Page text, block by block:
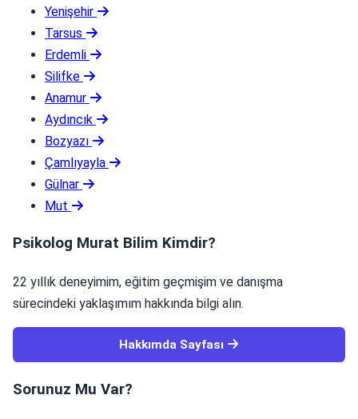
Yenişehir
Tarsus
Erdemli
Silifke
Anamur
Aydıncık
Bozyazı
Çamlıyayla
Gülnar
Mut
Psikolog Murat Bilim Kimdir?
22 yıllık deneyimim, eğitim geçmişim ve danışma
sürecindeki yaklaşımım hakkında bilgi alın.
Hakkımda Sayfası
Sorunuz Mu Var?